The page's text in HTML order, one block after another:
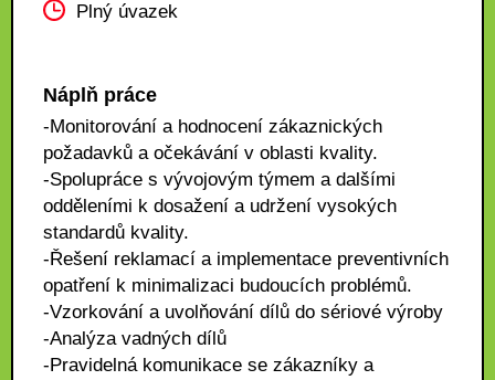
Plný úvazek
Náplň práce
-Monitorování a hodnocení zákaznických
požadavků a očekávání v oblasti kvality.
-Spolupráce s vývojovým týmem a dalšími
odděleními k dosažení a udržení vysokých
standardů kvality.
-Řešení reklamací a implementace preventivních
opatření k minimalizaci budoucích problémů.
-Vzorkování a uvolňování dílů do sériové výroby
-Analýza vadných dílů
-Pravidelná komunikace se zákazníky a